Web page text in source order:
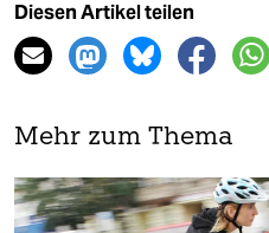
Diesen Artikel teilen
Mehr zum Thema